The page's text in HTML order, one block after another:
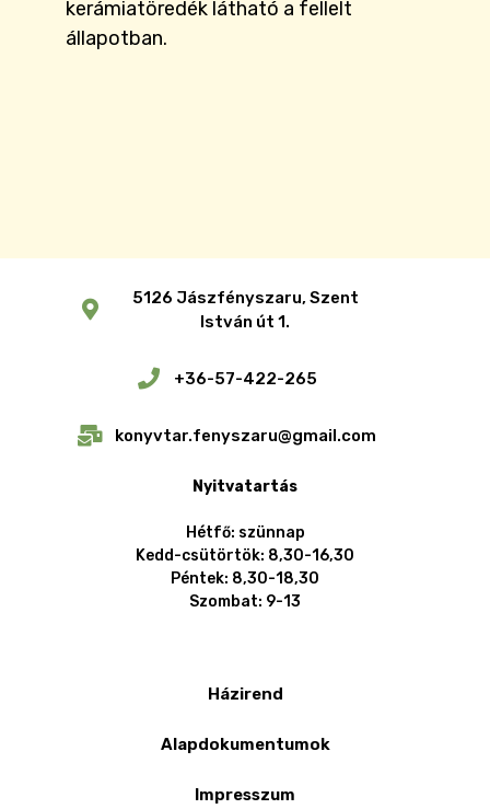
kerámiatöredék látható a fellelt
állapotban.
5126 Jászfényszaru, Szent
István út 1.
+36-57-422-265
konyvtar.fenyszaru@gmail.com
Nyitvatartás
Hétfő: szünnap
Kedd-csütörtök: 8,30-16,30
Péntek: 8,30-18,30
Szombat: 9-13
Házirend
Alapdokumentumok
Impresszum